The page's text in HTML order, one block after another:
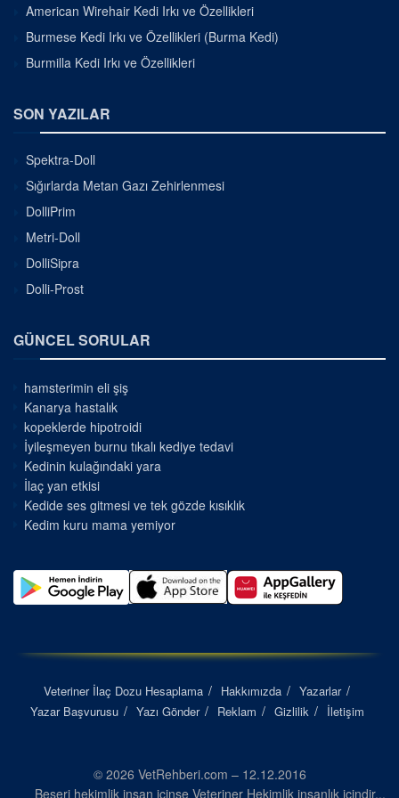
American Wirehair Kedi Irkı ve Özellikleri
Burmese Kedi Irkı ve Özellikleri (Burma Kedi)
Burmilla Kedi Irkı ve Özellikleri
SON YAZILAR
Spektra-Doll
Sığırlarda Metan Gazı Zehirlenmesi
DolliPrim
Metri-Doll
DolliSipra
Dolli-Prost
GÜNCEL SORULAR
hamsterimin eli şiş
Kanarya hastalık
kopeklerde hipotroidi
İyileşmeyen burnu tıkalı kediye tedavi
Kedinin kulağındaki yara
İlaç yan etkisi
Kedide ses gitmesi ve tek gözde kısıklık
Kedim kuru mama yemiyor
Veteriner İlaç Dozu Hesaplama Hakkımızda
Yazarlar
Yazar Başvurusu
Yazı Gönder Reklam Gizlilik İletişim
© 2026 VetRehberi.com – 12.12.2016
Beşeri hekimlik insan içinse Veteriner Hekimlik insanlık içindir...